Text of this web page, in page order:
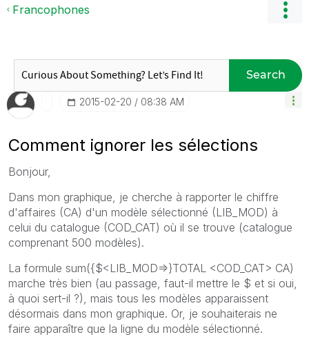
Francophones
Search
‎2015-02-20 08:38 AM
Comment ignorer les sélections
Bonjour,
Dans mon graphique, je cherche à rapporter le chiffre
d'affaires (CA) d'un modèle sélectionné (LIB_MOD) à
celui du catalogue (COD_CAT) où il se trouve (catalogue
comprenant 500 modèles).
La formule sum({$<LIB_MOD=>}TOTAL <COD_CAT> CA)
marche très bien (au passage, faut-il mettre le $ et si oui,
à quoi sert-il ?), mais tous les modèles apparaissent
désormais dans mon graphique. Or, je souhaiterais ne
faire apparaître que la ligne du modèle sélectionné.